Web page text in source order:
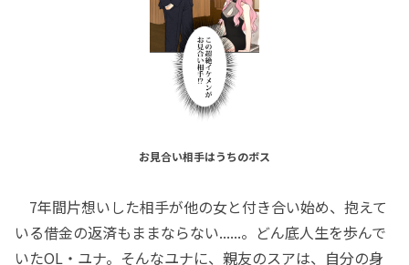
お見合い相手はうちのボス
7年間片想いした相手が他の女と付き合い始め、抱えて
いる借金の返済もままならない......。どん底人生を歩んで
いたOL・ユナ。そんなユナに、親友のスアは、自分の身